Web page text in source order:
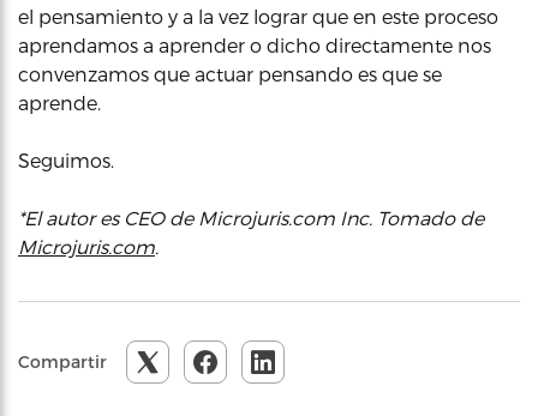
el pensamiento y a la vez lograr que en este proceso
aprendamos a aprender o dicho directamente nos
convenzamos que actuar pensando es que se
aprende.
Seguimos.
*El autor es CEO de Microjuris.com Inc. Tomado de
Microjuris.com
Compartir